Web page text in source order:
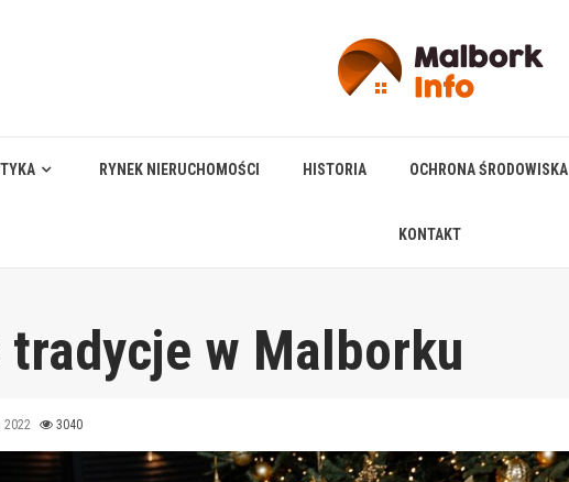
RYNEK NIERUCHOMOŚCI HISTORIA OCHRONA ŚRODOWISKA
KONTAKT
w Malborku
2022 3040